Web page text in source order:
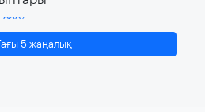
2026
5 жаңалық